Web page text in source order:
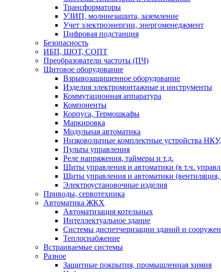
Трансформаторы
УЗИП, молниезащита, заземление
Учет электроэнергии, энергоменеджмент
Цифровая подстанция
Безопасность
ИБП, ШОТ, СОПТ
Преобразователи частоты (ПЧ)
Щитовое оборудование
Взрывозащищенное оборудование
Изделия электромонтажные и инструменты
Коммутационная аппаратура
Компоненты
Корпуса, Термошкафы
Маркировка
Модульная автоматика
Низковольтные комплектные устройства
Пульты управления
Реле напряжения, таймеры и т.д.
Щиты управления и автоматики (в т.ч.
Щиты управления и автоматики (вентиляция,
Электроустановочные изделия
Приводы, сервотехника
Автоматика ЖКХ
Автоматизация котельных
Интеллектуальное здание
Системы диспетчеризации зданий и
Теплоснабжение
Встраиваемые системы
Разное
Защитные покрытия, промышленная химия